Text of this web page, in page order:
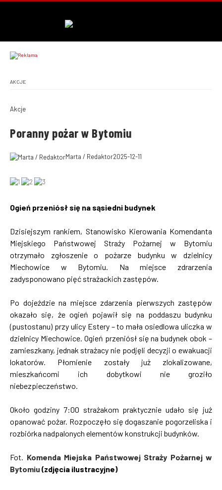
AKCJE
Akcje
Poranny pożar w Bytomiu
Marta / Redaktor2025-12-11
Ogień przeniósł się na sąsiedni budynek
Dzisiejszym rankiem, Stanowisko Kierowania Komendanta
Miejskiego Państwowej Straży Pożarnej w Bytomiu
otrzymało zgłoszenie o pożarze budynku w dzielnicy
Miechowice w Bytomiu. Na miejsce zdrarzenia
zadysponowano pięć strażackich zastępów.
Po dojeździe na miejsce zdarzenia pierwszych zastępów
okazało się, że ogień pojawił się na poddaszu budynku
(pustostanu) przy ulicy Estery – to mała osiedlowa uliczka w
dzielnicy Miechowice. Ogień przeniósł się na budynek obok –
zamieszkany, jednak strażacy nie podjęli decyzji o ewakuacji
lokatorów. Płomienie zostały już zlokalizowane,
mieszkańcomi ich dobytkowi nie groziło
niebezpieczeństwo.
Około godziny 7:00 strażakom praktycznie udało się już
opanować pożar. Rozpoczęło się dogaszanie pogorzeliska i
rozbiórka nadpalonych elementów konstrukcji budynków.
Fot. Komenda Miejska Państwowej Straży Pożarnej w
Bytomiu (zdjęcia ilustracyjne)